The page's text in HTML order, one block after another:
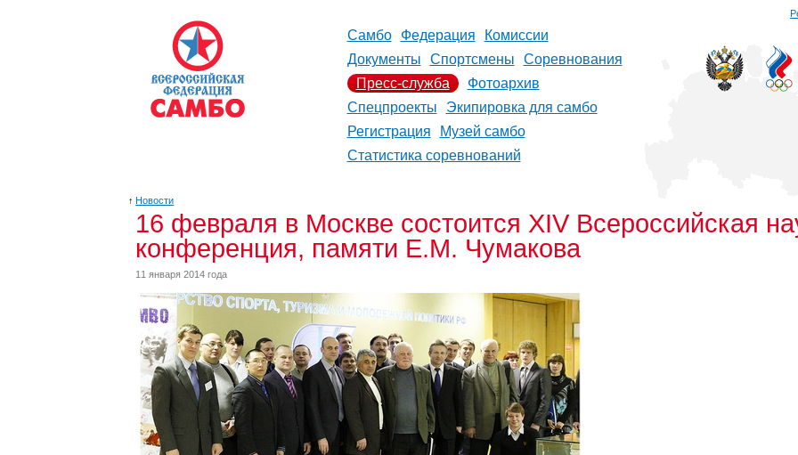
Самбо Федерация
Комиссии
Документы
Спортсмены
Соревнования
Пресс-служба
Фотоархив
Спецпроекты
Экипировка для самбо
Регистрация
Музей самбо
Статистика соревнований
↑ Новости
16 февраля в Москве состоится XIV Всероссийская
конференция, памяти Е.М. Чумакова
11 января 2014 года